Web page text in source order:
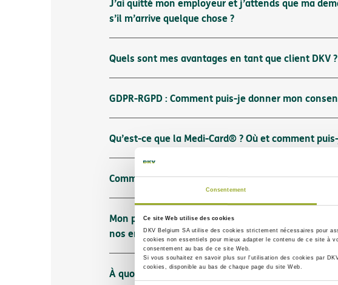
Consentement
Ce site Web utilise des cookies
DKV Belgium SA utilise des cookies strictement nécessaires pour
cookies non essentiels pour mieux adapter le contenu de ce site à
consentement au bas de ce site Web.
Si vous souhaitez en savoir plus sur l'utilisation des cookies par
cookies, disponible au bas de chaque page du site Web.
s’il m’arrive quelque chose ?
Quels sont mes avantages en tant que client DKV ?
GDPR-RGPD : Comment puis-je donner mon
Qu’est-ce que la Medi-Card® ? Où et comment
Comment l’application DKV peut-elle me simplifier
Mon partenaire et moi avons l’application DKV
nos enfants ?
À quoi sert la Medi-Card® ?